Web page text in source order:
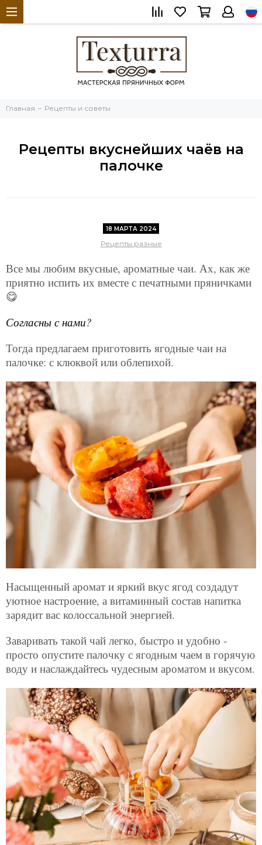
Главная Рецепты и советы
Рецепты вкуснейших чаёв на
палочке
18 МАРТА 2024
Рецепты разные
Все мы любим вкусные, ароматные чаи. Ах, как же
приятно испить их вместе с печатными пряничками
😋
Согласны с нами?
Тогда предлагаем приготовить ягодные чаи на
палочке: с клюквой или облепихой.
Насыщенный аромат и яркий вкус ягод создадут
уютное настроение, а витаминный состав напитка
зарядит вас колоссальной энергией.
Заваривать такой чай легко, быстро и удобно -
просто опустите палочку с ягодным чаем в горячую
воду и наслаждайтесь чудесным ароматом и вкусом.